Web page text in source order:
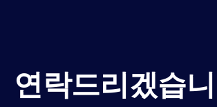
연락드리겠습